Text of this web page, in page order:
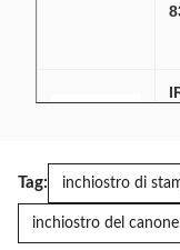
Tag: inchiostro di
inchiostro del canone